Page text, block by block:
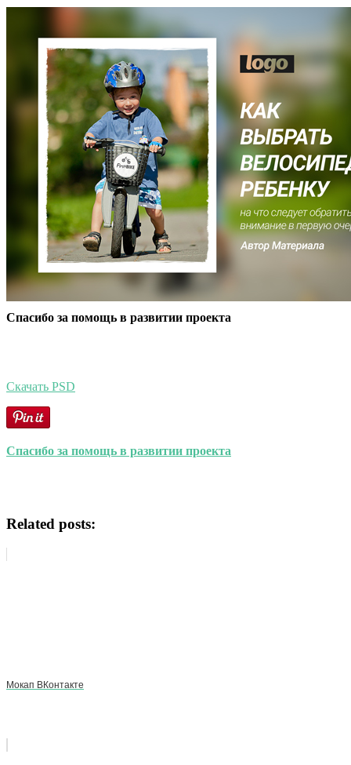
Спасибо за помощь в развитии проекта
Скачать PSD
Спасибо за помощь в развитии проекта
Related posts:
Мокап ВКонтакте